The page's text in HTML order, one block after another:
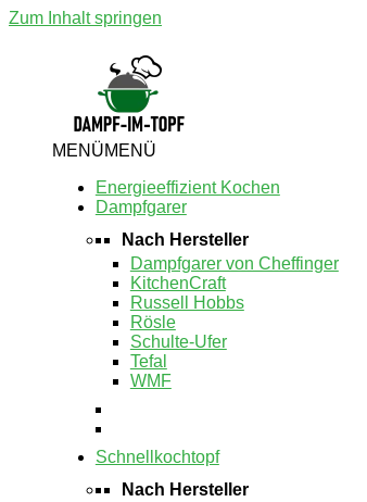
Zum Inhalt springen
MENÜMENÜ
Energieeffizient Kochen
Dampfgarer
Nach Hersteller
Dampfgarer von Cheffinger
KitchenCraft
Russell Hobbs
Rösle
Schulte-Ufer
Tefal
WMF
Schnellkochtopf
Nach Hersteller